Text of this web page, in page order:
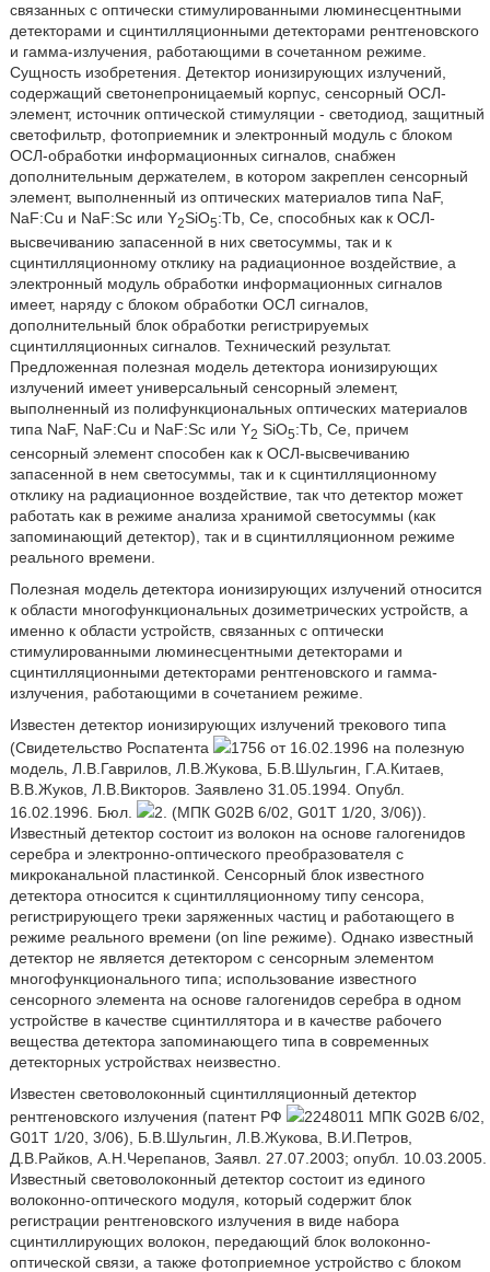
связанных с оптически стимулированными люминесцентными
детекторами и сцинтилляционными детекторами рентгеновского
и гамма-излучения, работающими в сочетанном режиме.
Сущность изобретения. Детектор ионизирующих излучений,
содержащий светонепроницаемый корпус, сенсорный ОСЛ-
элемент, источник оптической стимуляции - светодиод, защитный
светофильтр, фотоприемник и электронный модуль с блоком
ОСЛ-обработки информационных сигналов, снабжен
дополнительным держателем, в котором закреплен сенсорный
элемент, выполненный из оптических материалов типа NaF,
NaF:Cu и NaF:Sc или Y2SiO5:Tb, Ce, способных как к ОСЛ-
высвечиванию запасенной в них светосуммы, так и к
сцинтилляционному отклику на радиационное воздействие, а
электронный модуль обработки информационных сигналов
имеет, наряду с блоком обработки ОСЛ сигналов,
дополнительный блок обработки регистрируемых
сцинтилляционных сигналов. Технический результат.
Предложенная полезная модель детектора ионизирующих
излучений имеет универсальный сенсорный элемент,
выполненный из полифункциональных оптических материалов
типа NaF, NaF:Cu и NaF:Sc или Y2 SiO5:Tb, Ce, причем
сенсорный элемент способен как к ОСЛ-высвечиванию
запасенной в нем светосуммы, так и к сцинтилляционному
отклику на радиационное воздействие, так что детектор может
работать как в режиме анализа хранимой светосуммы (как
запоминающий детектор), так и в сцинтилляционном режиме
реального времени.
Полезная модель детектора ионизирующих излучений относится
к области многофункциональных дозиметрических устройств, а
именно к области устройств, связанных с оптически
стимулированными люминесцентными детекторами и
сцинтилляционными детекторами рентгеновского и гамма-
излучения, работающими в сочетанием режиме.
Известен детектор ионизирующих излучений трекового типа
(Свидетельство Роспатента
1756 от 16.02.1996 на полезную
модель, Л.В.Гаврилов, Л.В.Жукова, Б.В.Шульгин, Г.А.Китаев,
В.В.Жуков, Л.В.Викторов. Заявлено 31.05.1994. Опубл.
16.02.1996. Бюл.
2. (МПК G02B 6/02, G01T 1/20, 3/06)).
Известный детектор состоит из волокон на основе галогенидов
серебра и электронно-оптического преобразователя с
микроканальной пластинкой. Сенсорный блок известного
детектора относится к сцинтилляционному типу сенсора,
регистрирующего треки заряженных частиц и работающего в
режиме реального времени (on line режиме). Однако известный
детектор не является детектором с сенсорным элементом
многофункционального типа; использование известного
сенсорного элемента на основе галогенидов серебра в одном
устройстве в качестве сцинтиллятора и в качестве рабочего
вещества детектора запоминающего типа в современных
детекторных устройствах неизвестно.
Известен световолоконный сцинтилляционный детектор
рентгеновского излучения (патент РФ
2248011 МПК G02B 6/02,
G01T 1/20, 3/06), Б.В.Шульгин, Л.В.Жукова, В.И.Петров,
Д.В.Райков, А.Н.Черепанов, Заявл. 27.07.2003; опубл. 10.03.2005.
Известный световолоконный детектор состоит из единого
волоконно-оптического модуля, который содержит блок
регистрации рентгеновского излучения в виде набора
сцинтиллирующих волокон, передающий блок волоконно-
оптической связи, а также фотоприемное устройство с блоком